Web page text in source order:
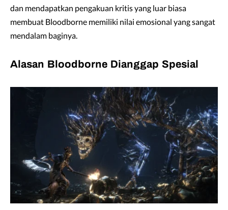
dan mendapatkan pengakuan kritis yang luar biasa
membuat Bloodborne memiliki nilai emosional yang sangat
mendalam baginya.
Alasan Bloodborne Dianggap Spesial